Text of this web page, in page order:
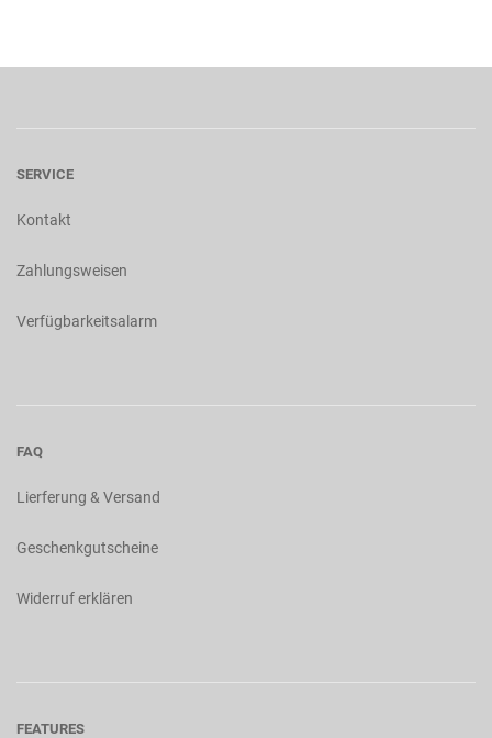
SERVICE
Kontakt
Zahlungsweisen
Verfügbarkeitsalarm
FAQ
Lierferung & Versand
Geschenkgutscheine
Widerruf erklären
FEATURES